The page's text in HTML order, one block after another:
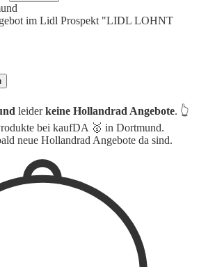
im Lidl Prospekt "LIDL LOHNT
leiderkeine Hollandrad Angebote. 👆
bei kaufDA 🥇 in Dortmund.
neue Hollandrad Angebote da sind.